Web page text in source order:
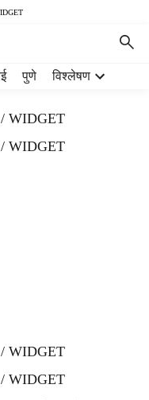
पुणे विश्लेषण
WIDGET
WIDGET
WIDGET
WIDGET